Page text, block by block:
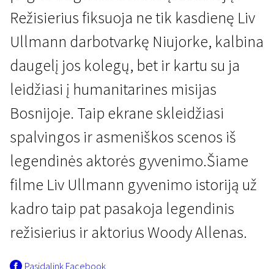
Režisierius fiksuoja ne tik kasdienę Liv
Ullmann darbotvarkę Niujorke, kalbina
daugelį jos kolegų, bet ir kartu su ja
leidžiasi į humanitarines misijas
Bosnijoje. Taip ekrane skleidžiasi
spalvingos ir asmeniškos scenos iš
legendinės aktorės gyvenimo.Šiame
filme Liv Ullmann gyvenimo istoriją už
kadro taip pat pasakoja legendinis
režisierius ir aktorius Woody Allenas.
Pasidalink Facebook